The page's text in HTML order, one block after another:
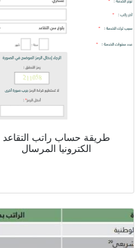
طريقة حساب راتب التقاعد
الكترونيا المرسال